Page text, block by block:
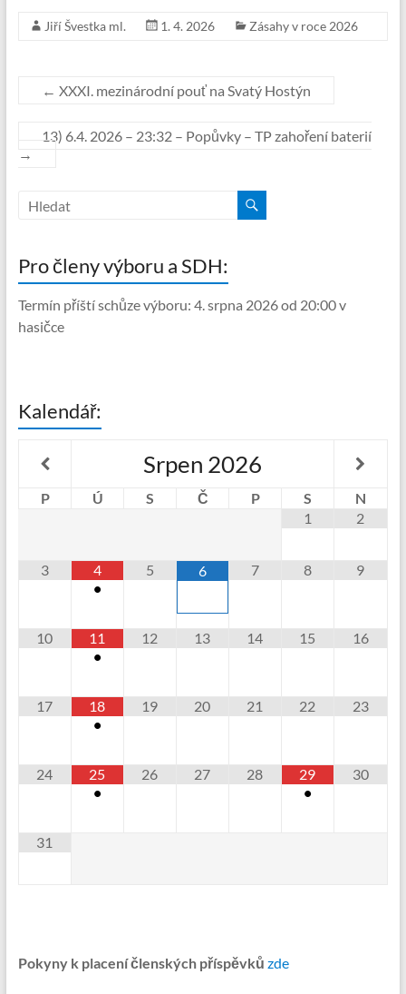
Jiří Švestka ml. 1. 4. 2026 Zásahy v roce 2026
← XXXI. mezinárodní pouť na Svatý Hostýn
13) 6.4. 2026 – 23:32 – Popůvky – TP zahoření baterií
→
Pro členy výboru a SDH:
Termín příští schůze výboru: 4. srpna 2026 od 20:00 v
hasičce
Kalendář:
Srpen 2026
P Ú S Č P S
N
1
2
3
4
•
5 6 7 8 9
10
11
•
12 13 14 15 16
17
18
•
19 20 21 22 23
24
25
•
26 27 28
29
•
30
31
Pokyny k placení členských příspěvků zde